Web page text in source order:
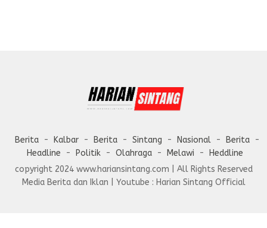
Berita Kalbar Berita Sintang Nasional
Berita
Headline
Politik Olahraga Melawi
Heddline
copyright 2024 www.hariansintang.com | All Rights Reserved
Media Berita dan Iklan | Youtube : Harian Sintang Official